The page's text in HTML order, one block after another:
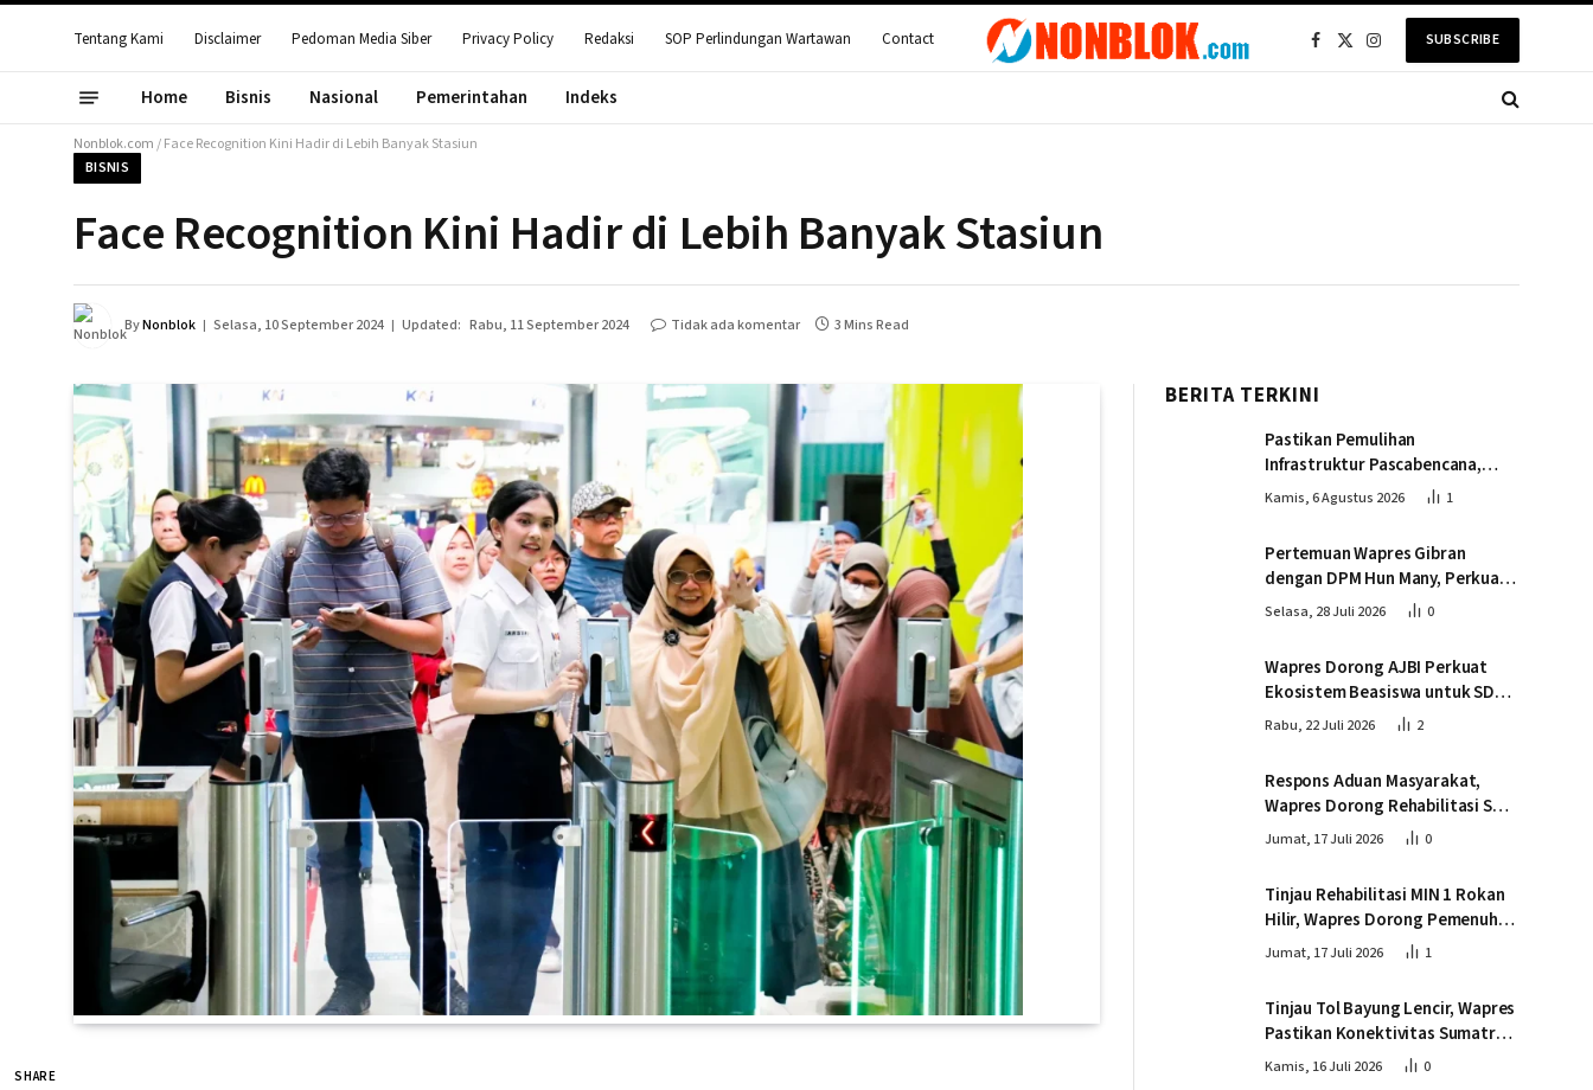
Tentang Kami Disclaimer Pedoman Media Siber Privacy Policy Redaksi SOP Perlindungan Wartawan Contact Facebook
X
InstagramSUBSCRIBE
Home Bisnis Nasional Pemerintahan Indeks
Nonblok.com/Face Recognition Kini Hadir di Lebih Banyak Stasiun
BISNIS
Face Recognition Kini Hadir di Lebih Banyak Stasiun
ByNonblok Selasa, 10 September 2024 Updated: Rabu, 11 September 2024 Tidak ada komentar 3 Mins Read
SHARE
BERITA TERKINI
Pastikan Pemulihan
Infrastruktur Pascabencana,
Wapres Tinjau Progres
Kamis, 6 Agustus 2026 1
Pertemuan Wapres Gibran
dengan DPM Hun Many, Perkuat
Kemitraan Strategis Indonesia –
Selasa, 28 Juli 2026 0
Wapres Dorong AJBI Perkuat
Ekosistem Beasiswa untuk SDM
Unggul Indonesia Timur
Rabu, 22 Juli 2026 2
Respons Aduan Masyarakat,
Wapres Dorong Rehabilitasi SDN
016 Serusa Rokan Hilir
Jumat, 17 Juli 2026 0
Tinjau Rehabilitasi MIN 1 Rokan
Hilir, Wapres Dorong Pemenuhan
Sarana Prasarana Pendidikan
Jumat, 17 Juli 2026 1
Tinjau Tol Bayung Lencir, Wapres
Pastikan Konektivitas Sumatra
Berjalan Optimal
Kamis, 16 Juli 2026 0